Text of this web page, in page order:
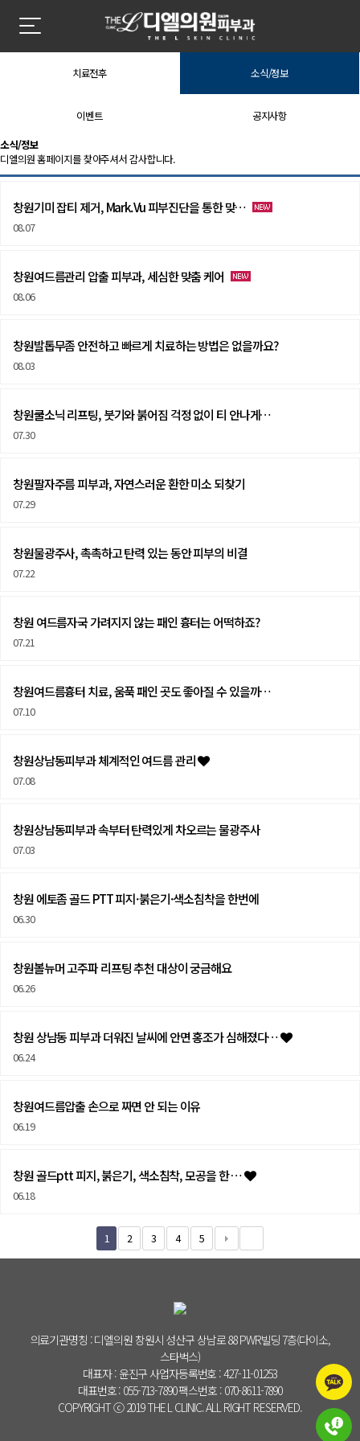
치료전후 소식/정보
이벤트
공지사항
소식/정보 | 창원 피부과 디엘의원
소식/정보
디엘의원 홈페이지를 찾아주셔서 감사합니다.
창원기미 잡티 제거, Mark.Vu 피부진단을 통한 맞…
08.07
창원여드름관리 압출 피부과, 세심한 맞춤 케어
08.06
창원발톱무좀 안전하고 빠르게 치료하는 방법은 없을까요?
08.03
창원쿨소닉 리프팅, 붓기와 붉어짐 걱정 없이 티 안나게…
07.30
창원팔자주름 피부과, 자연스러운 환한 미소 되찾기
07.29
창원물광주사, 촉촉하고 탄력 있는 동안 피부의 비결
07.22
창원 여드름자국 가려지지 않는 패인 흉터는 어떡하죠?
07.21
창원여드름흉터 치료, 움푹 패인 곳도 좋아질 수 있을까…
07.10
창원상남동피부과 체계적인 여드름 관리
07.08
창원상남동피부과 속부터 탄력있게 차오르는 물광주사
07.03
창원 에토좀 골드 PTT 피지·붉은기·색소침착을 한번에
06.30
창원볼뉴머 고주파 리프팅 추천 대상이 궁금해요
06.26
창원 상남동 피부과 더워진 날씨에 안면 홍조가 심해졌다…
06.24
창원여드름압출 손으로 짜면 안 되는 이유
06.19
창원 골드ptt 피지, 붉은기, 색소침착, 모공을 한 …
06.18
1 2 3 4 5
의료기관명칭 : 디엘의원 창원시 성산구 상남로 88 PWR빌딩 7층(다이소,
스타벅스)
대표자 : 윤진구 사업자등록번호 : 427-11-01253
대표번호 : 055-713-7890 팩스번호 : 070-8611-7890
COPYRIGHT ⓒ 2019 THE L CLINIC. ALL RIGHT RESERVED.